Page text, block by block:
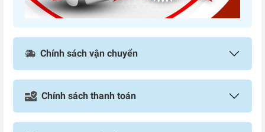
Chính sách vận chuyển
Chính sách thanh toán